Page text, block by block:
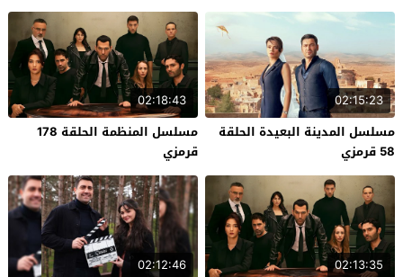
02:15:23
مسلسل المدينة البعيدة الحلقة
58 قرمزي
02:18:43
مسلسل المنظمة الحلقة 178
قرمزي
02:13:35
02:12:46